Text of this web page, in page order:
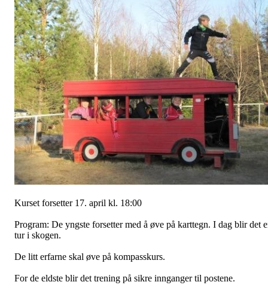
Kurset forsetter 17. april kl. 18:00
Program: De yngste forsetter med å øve på karttegn. I dag blir det
tur i skogen.
De litt erfarne skal øve på kompasskurs.
For de eldste blir det trening på sikre innganger til postene.